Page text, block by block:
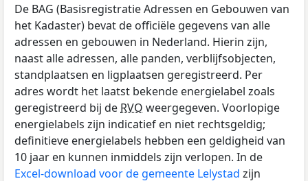
De BAG (Basisregistratie Adressen en Gebouwen van
het Kadaster) bevat de officiële gegevens van alle
adressen en gebouwen in Nederland. Hierin zijn,
naast alle adressen, alle panden, verblijfsobjecten,
standplaatsen en ligplaatsen geregistreerd. Per
adres wordt het laatst bekende energielabel zoals
geregistreerd bij de RVO weergegeven. Voorlopige
energielabels zijn indicatief en niet rechtsgeldig;
definitieve energielabels hebben een geldigheid van
10 jaar en kunnen inmiddels zijn verlopen. In de
Excel-download voor de gemeente Lelystad zijn